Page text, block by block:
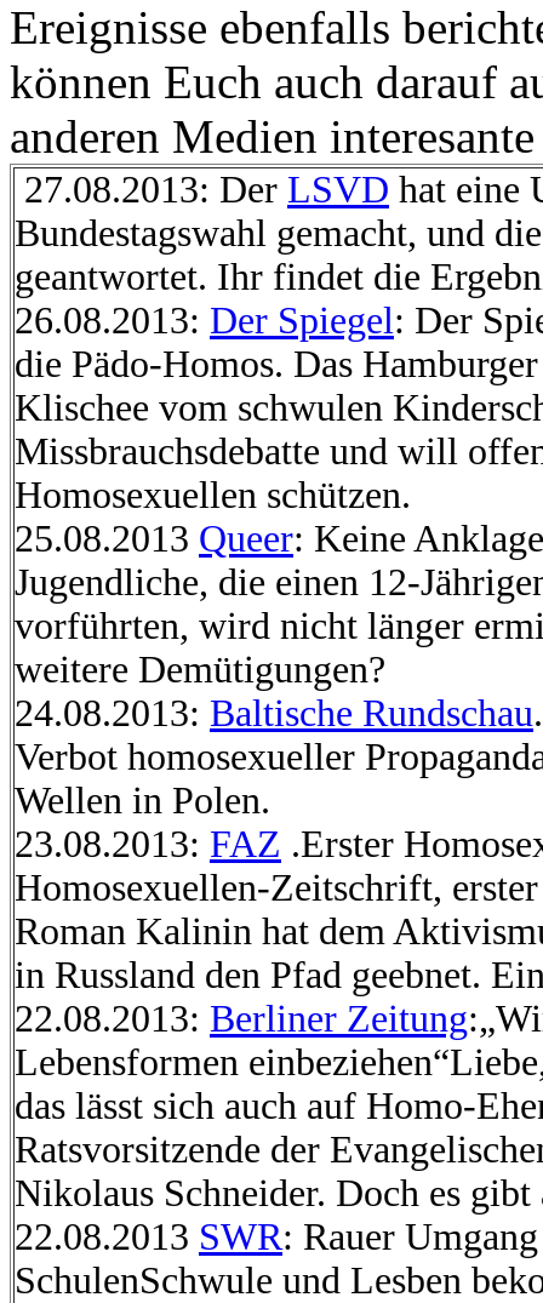
Ereignisse ebenfalls
können Euch auch darauf
anderen Medien
27.08.2013: Der LSVD hat eine
Bundestagswahl gemacht, und
geantwortet. Ihr findet die
26.08.2013: Der Spiegel: Der
die Pädo-Homos. Das
Klischee vom schwulen
Missbrauchsdebatte und will
Homosexuellen schützen.
25.08.2013 Queer: Keine
Jugendliche, die einen 12-
vorführten, wird nicht länger
weitere Demütigungen?
24.08.2013: Baltische Rundschau
Verbot homosexueller
Wellen in Polen.
23.08.2013: FAZ .Erster
Homosexuellen-Zeitschrift,
Roman Kalinin hat dem
in Russland den Pfad geebnet.
22.08.2013: Berliner Zeitung
Lebensformen
das lässt sich auch auf Homo-
Ratsvorsitzende der
Nikolaus Schneider. Doch es
22.08.2013 SWR: Rauer
SchulenSchwule und Lesben